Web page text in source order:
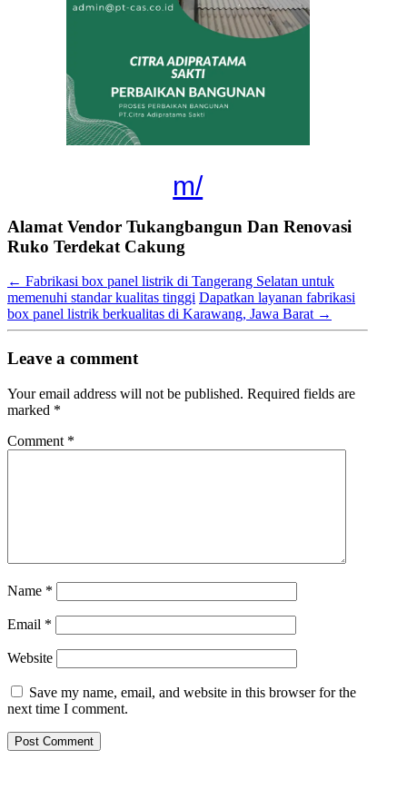
m/
Alamat Vendor Tukangbangun Dan Renovasi
Ruko Terdekat Cakung
← Fabrikasi box panel listrik di Tangerang Selatan untuk
memenuhi standar kualitas tinggi Dapatkan layanan fabrikasi
box panel listrik berkualitas di Karawang, Jawa Barat →
Leave a comment
Your email address will not be published. Required fields are
marked *
Comment *
Name *
Email *
Website
Save my name, email, and website in this browser for the
next time I comment.